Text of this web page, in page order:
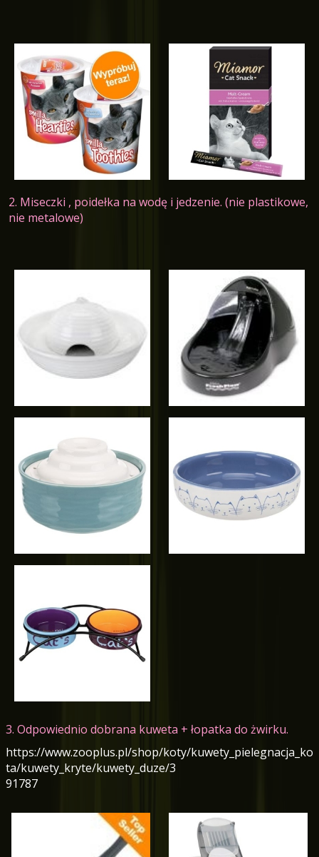
2. Miseczki , poidełka na wodę i jedzenie. (nie plastikowe,
nie metalowe)
3. Odpowiednio dobrana kuweta + łopatka do żwirku.
https://www.zooplus.pl/shop/koty/kuwety_pielegnacja_ko
ta/kuwety_kryte/kuwety_duze/3
91787